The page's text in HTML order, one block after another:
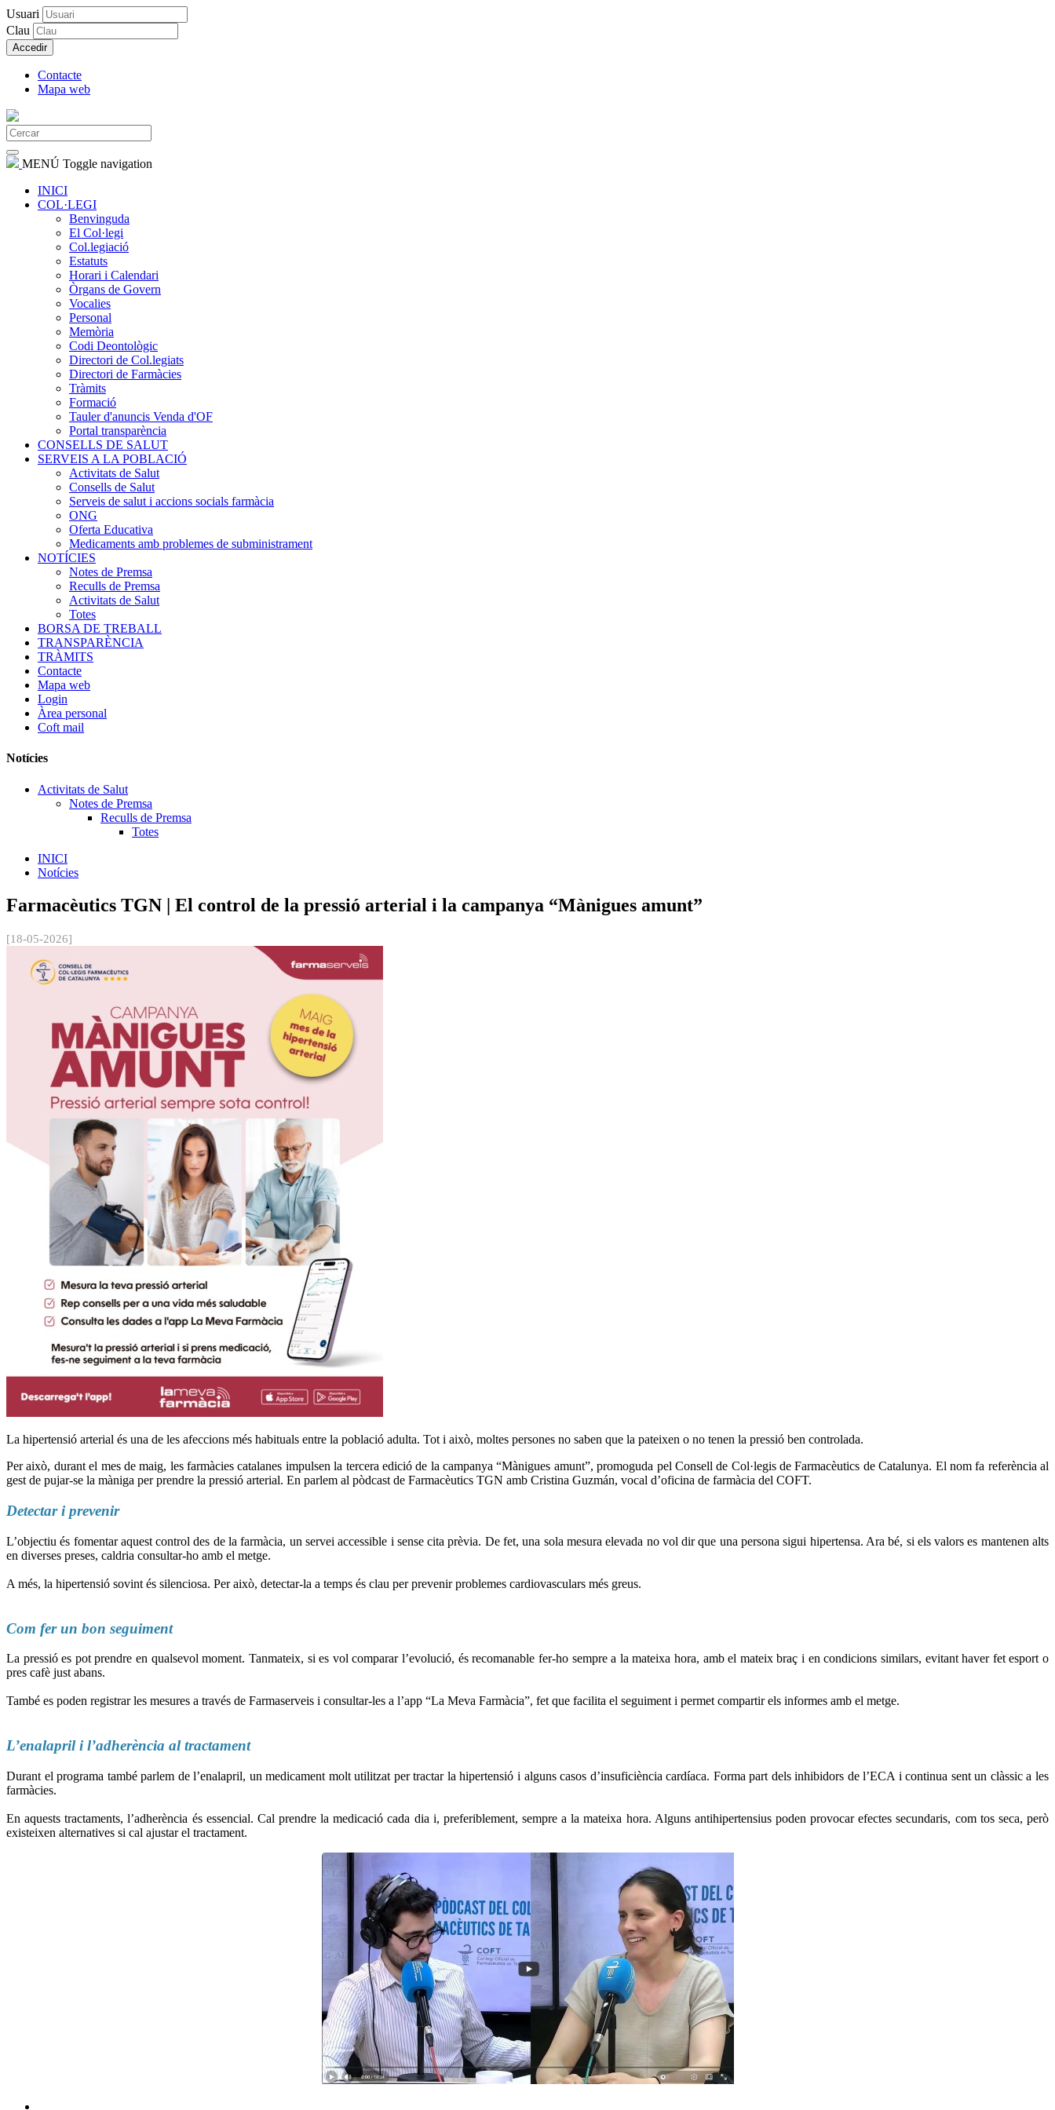
Usuari
Clau
Accedir
Contacte
Mapa web
MENÚ Toggle navigation
INICI
COL·LEGI
Benvinguda
El Col·legi
Col.legiació
Estatuts
Horari i Calendari
Òrgans de Govern
Vocalies
Personal
Memòria
Codi Deontològic
Directori de Col.legiats
Directori de Farmàcies
Tràmits
Formació
Tauler d'anuncis Venda d'OF
Portal transparència
CONSELLS DE SALUT
SERVEIS A LA POBLACIÓ
Activitats de Salut
Consells de Salut
Serveis de salut i accions socials farmàcia
ONG
Oferta Educativa
Medicaments amb problemes de subministrament
NOTÍCIES
Notes de Premsa
Reculls de Premsa
Activitats de Salut
Totes
BORSA DE TREBALL
TRANSPARÈNCIA
TRÀMITS
Contacte
Mapa web
Login
Àrea personal
Coft mail
Notícies
Activitats de Salut
Notes de Premsa
Reculls de Premsa
Totes
INICI
Notícies
Farmacèutics TGN | El control de la pressió arterial i la campanya “Mànigues amunt”
[18-05-2026]
La hipertensió arterial és una de les afeccions més habituals entre la població adulta. Tot i això, moltes persones no saben que la pateixen o no tenen la pressió ben controlada.
Per això, durant el mes de maig, les farmàcies catalanes impulsen la tercera edició de la campanya “Mànigues amunt”, promoguda pel Consell de Col·legis de Farmacèutics de Catalunya. El nom fa referència al
gest de pujar-se la màniga per prendre la pressió arterial. En parlem al pòdcast de Farmacèutics TGN amb Cristina Guzmán, vocal d’oficina de farmàcia del COFT.
Detectar i prevenir
L’objectiu és fomentar aquest control des de la farmàcia, un servei accessible i sense cita prèvia. De fet, una sola mesura elevada no vol dir que una persona sigui hipertensa. Ara bé, si els valors es mantenen alts
en diverses preses, caldria consultar-ho amb el metge.
A més, la hipertensió sovint és silenciosa. Per això, detectar-la a temps és clau per prevenir problemes cardiovasculars més greus.
Com fer un bon seguiment
La pressió es pot prendre en qualsevol moment. Tanmateix, si es vol comparar l’evolució, és recomanable fer-ho sempre a la mateixa hora, amb el mateix braç i en condicions similars, evitant haver fet esport o
pres cafè just abans.
També es poden registrar les mesures a través de Farmaserveis i consultar-les a l’app “La Meva Farmàcia”, fet que facilita el seguiment i permet compartir els informes amb el metge.
L’enalapril i l’adherència al tractament
Durant el programa també parlem de l’enalapril, un medicament molt utilitzat per tractar la hipertensió i alguns casos d’insuficiència cardíaca. Forma part dels inhibidors de l’ECA i continua sent un clàssic a les
farmàcies.
En aquests tractaments, l’adherència és essencial. Cal prendre la medicació cada dia i, preferiblement, sempre a la mateixa hora. Alguns antihipertensius poden provocar efectes secundaris, com tos seca, però
existeixen alternatives si cal ajustar el tractament.